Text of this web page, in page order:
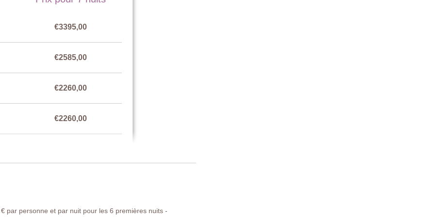
table de chevet, armoire, chaises, ventilateur de
€3395,00
€2585,00
€2260,00
€2260,00
par personne et par nuit pour les 6 premières nuits -